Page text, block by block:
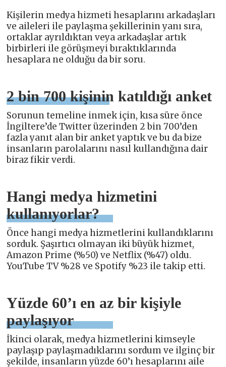
Kişilerin medya hizmeti hesaplarını arkadaşları
ve aileleri ile paylaşma şekillerinin yanı sıra,
ortaklar ayrıldıktan veya arkadaşlar artık
birbirleri ile görüşmeyi bıraktıklarında
hesaplara ne olduğu da bir soru.
2 bin 700 kişinin katıldığı anket
Sorunun temeline inmek için, kısa süre önce
İngiltere’de Twitter üzerinden 2 bin 700’den
fazla yanıt alan bir anket yaptık ve bu da bize
insanların parolalarını nasıl kullandığına dair
biraz fikir verdi.
Hangi medya hizmetini
kullanıyorlar?
Önce hangi medya hizmetlerini kullandıklarını
sorduk. Şaşırtıcı olmayan iki büyük hizmet,
Amazon Prime (%50) ve Netflix (%47) oldu.
YouTube TV %28 ve Spotify %23 ile takip etti.
Yüzde 60’ı en az bir kişiyle
paylaşıyor
İkinci olarak, medya hizmetlerini kimseyle
paylaşıp paylaşmadıklarını sordum ve ilginç bir
şekilde, insanların yüzde 60’ı hesaplarını aile